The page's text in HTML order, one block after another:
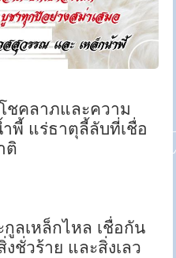
ชคลาภและความ
พี้ แร่ธาตุลี้ลับที่เชื่อ
ติ
ลเหล็กไหล เชื่อกัน
ชั่วร้าย และสิ่งเลว